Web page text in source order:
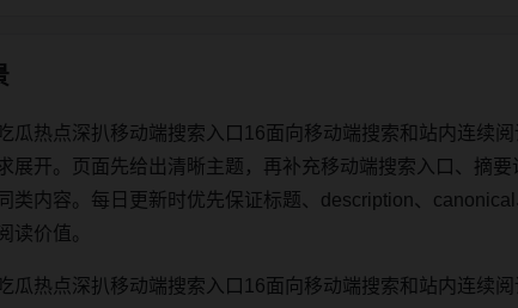
瓜热点深扒移动端搜索入口16面向移动端搜索和站内连续
展开。页面先给出清晰主题，再补充移动端搜索入口、摘
类内容。每日更新时优先保证标题、description、
读价值。
瓜热点深扒移动端搜索入口16面向移动端搜索和站内连续